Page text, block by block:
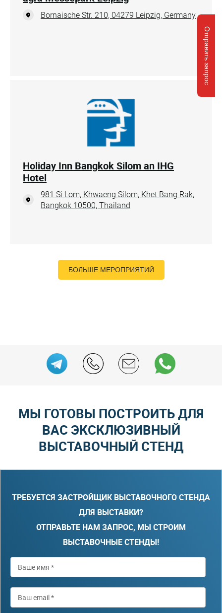
Отправить запрос
Bornaische Str. 210, 04279 Leipzig, Germany
Holiday Inn Bangkok Silom an IHG
Hotel
981 Si Lom, Khwaeng Silom, Khet Bang Rak,
Bangkok 10500, Thailand
БОЛЬШЕ МЕРОПРИЯТИЙ
МЫ ГОТОВЫ ПОСТРОИТЬ ДЛЯ
ВАС ЭКСКЛЮЗИВНЫЙ
ВЫСТАВОЧНЫЙ СТЕНД
ТРЕБУЕТСЯ ЗАСТРОЙЩИК ВЫСТАВОЧНОГО СТЕНДА
ДЛЯ ВЫСТАВКИ?
ОТПРАВЬТЕ НАМ ЗАПРОС, МЫ СТРОИМ
ВЫСТАВОЧНЫЕ СТЕНДЫ!